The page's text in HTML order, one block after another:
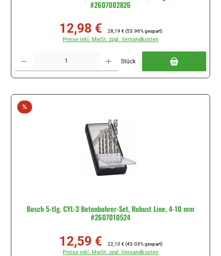
#2607002826
Verkaufspreis:
12,98 € 28,19 € (53.96% gespart)
Preise inkl. MwSt. zzgl. Versandkosten
Stück
%Rabatt
Bosch 5-tlg. CYL-3 Betonbohrer-Set, Robust Line, 4-10 mm
#2607010524
Verkaufspreis:
12,59 € 22,10 € (43.03% gespart)
Preise inkl. MwSt. zzgl. Versandkosten